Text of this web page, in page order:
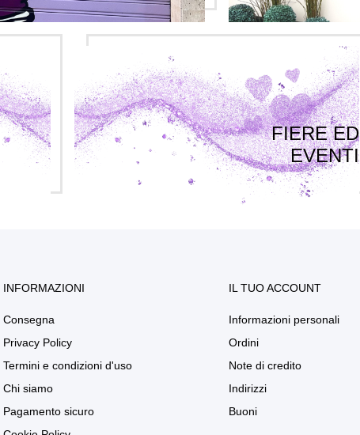
FIERE ED
EVENTI
INFORMAZIONI
Consegna
Privacy Policy
Termini e condizioni d'uso
Chi siamo
Pagamento sicuro
IL TUO ACCOUNT
Informazioni personali
Ordini
Note di credito
Indirizzi
Buoni